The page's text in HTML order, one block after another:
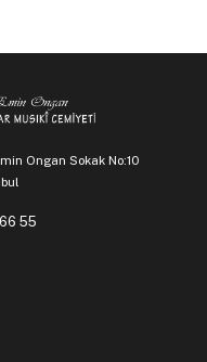
Ongan Sokak No:10
55